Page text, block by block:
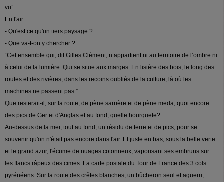
vu”.
En l'air.
- Qu'est ce qu'un tiers paysage ?
- Que va-t-on y chercher ?
“Cet ensemble qui, dit Gilles Clément, n’appartient ni au territoire de l’ombre ni
à celui de la lumière. Qui se situe aux marges. En lisière des bois, le long des
routes et des rivières, dans les recoins oubliés de la culture, là où les
machines ne passent pas.”
Que resterait-il, sur la route, de pène sarrière et de pène meda, quoi encore
des pics de Ger et d'Anglas et au fond, quelle hourquete?
Au-dessus de la mer, tout au fond, un résidu de terre et de pics, pour se
souvenir qu'on n'était pas encore dans l'air. Et juste en bas, sous la belle verte
et le grand azur, l'écume de nuages cotonneux, vaporisant ses embruns sur
les flancs râpeux des cimes: La carte postale du Tour de France des 3 cols
pyrénéens. Sur la route des crêtes blanches, un bûcheron seul et aguerri,